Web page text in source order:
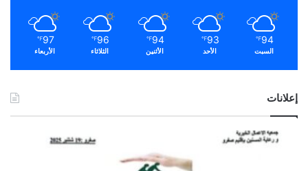
94
℉
السبت
93
℉
الأحد
94
℉
الأثنين
96
℉
الثلاثاء
97
℉
الأربعاء
إعلانات